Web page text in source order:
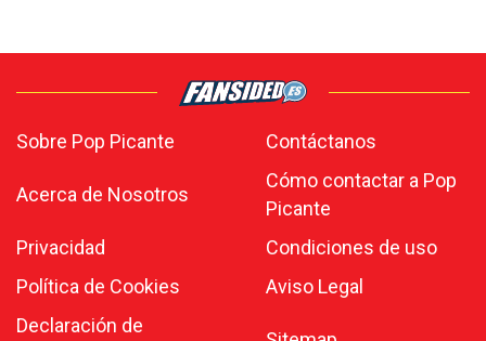
Sobre Pop Picante Contáctanos
Acerca de Nosotros
Cómo contactar a Pop
Picante
Privacidad
Condiciones de uso
Política de Cookies
Aviso Legal
Declaración de